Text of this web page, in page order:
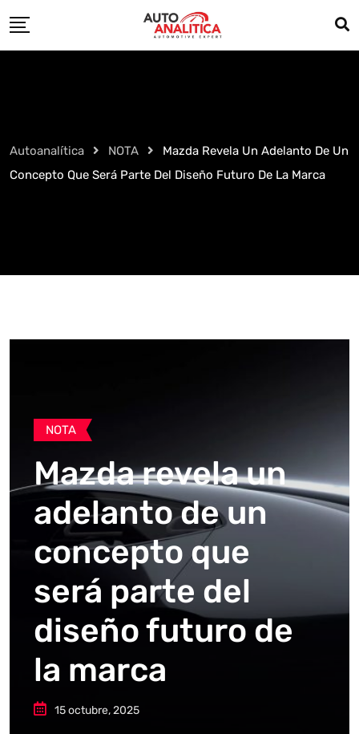
to
Autoanalítica NOTA
Mazda Revela Un Adelanto De Un
Concepto Que Será Parte Del Diseño Futuro De La Marca
NOTA
Mazda revela un
adelanto de un
concepto que
será parte del
diseño futuro de
la marca
15 octubre, 2025